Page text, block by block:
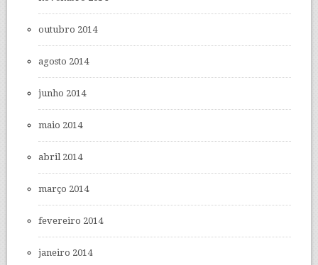
outubro 2014
agosto 2014
junho 2014
maio 2014
abril 2014
março 2014
fevereiro 2014
janeiro 2014